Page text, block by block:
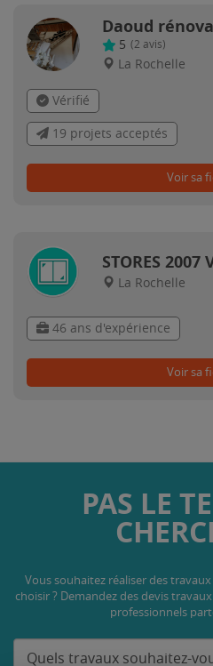
Daoud
5 (2 avis)
La Rochelle
Vérifié
19 projets acceptés
Voir sa
STORES 2007
La Rochelle
46 ans d'expérience
Voir sa
PAS LE
Vous souhaitez réaliser des
choisir ? Demandez des devis travaux
professionnels